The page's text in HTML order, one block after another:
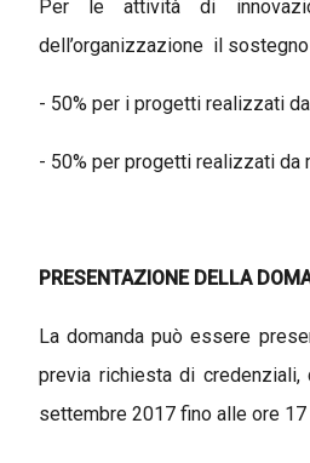
Per le attività di
dell’organizzazione il sostegno
- 50% per i progetti realizzati
- 50% per progetti realizzati da
PRESENTAZIONE DELLA
La domanda può essere
previa richiesta di
settembre 2017 fino alle ore